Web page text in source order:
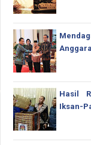
Hasil
Iksan-